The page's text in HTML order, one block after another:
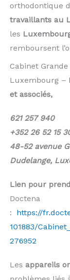
orthodontique
travaillants au
les
remboursent
Cabinet
Luxembourg –
et associés,
621 257 940
+352 26 52 15
48-52 avenue
Dudelange,
Lien pour
Doctena
: https://
101883/
276952
Les appareils